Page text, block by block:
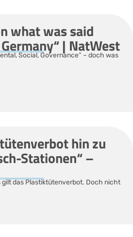
what was said
| NatWest
Social, Governance“ – doch was
hin zu
Stationen“ –
gilt das Plastiktütenverbot. Doch nicht